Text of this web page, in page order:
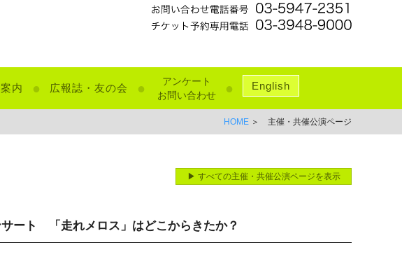
内 ● 広報誌・友の会 ●
アンケート
お問い合わせ
● English
HOME ＞ 主催・共催公演ページ
▶ すべての主催・共催公演ページを表示
ート 「走れメロス」はどこからきたか？